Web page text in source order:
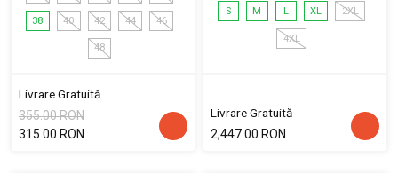
38 40 42 44 46
48
Livrare Gratuită
355.00 RON
315.00 RON
S M L XL 2XL
4XL
Livrare Gratuită
2,447.00 RON